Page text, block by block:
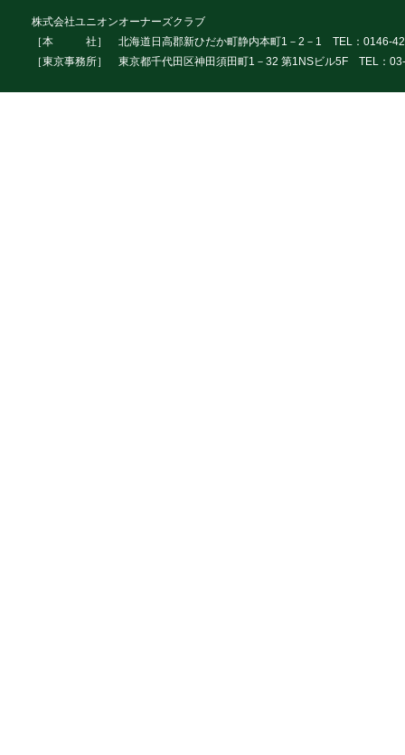
株式会社ユニオンオーナーズクラブ
［本 社］ 北海道日高郡新ひだか町静内本町1－2－1 TEL：0146-
［東京事務所］ 東京都千代田区神田須田町1－32 第1NSビル5F TEL：